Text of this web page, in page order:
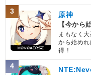
3 原神
【今から
まもなく
から始め
得！
4